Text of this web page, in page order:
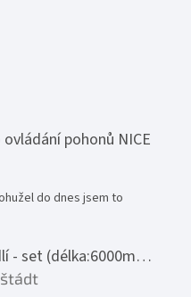
pohonů NICE
1 z 5 hvězdiček.
do dnes jsem to
Nerezové zábradlí - set (délka:6000mm x výška:1000mm)
5 z 5 hvězdiček.